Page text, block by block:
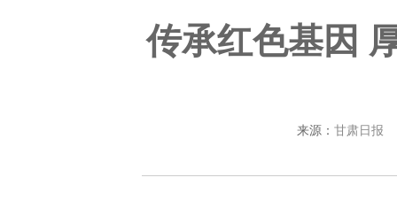
传承红色基因
来源： 甘肃日报